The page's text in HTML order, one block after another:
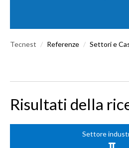
REFERENZE
SUPPLY CHAIN BLOG
Tecnest / Referenze / Settori e
Risultati della
Settore